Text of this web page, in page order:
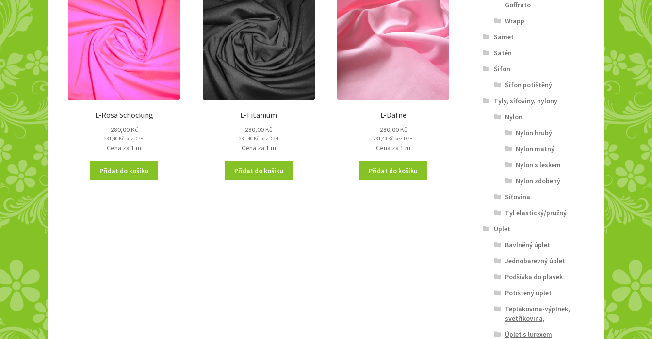
L-Rosa Schocking
280,00Kč
231,40 Kč bez DPH
Cena za 1 m
Přidat do košíku
L-Titanium
280,00Kč
231,40 Kčbez DPH
Cena za 1 m
Přidat do košíku
L-Dafne
280,00Kč
231,40 Kč bez DPH
Cena za 1 m
Přidat do košíku
Goffrato
Wrapp
Samet
Satén
Šifon
Šifon potištěný
Tyly, síťoviny, nylony
Nylon
Nylon hrubý
Nylon matný
Nylon s leskem
Nylon zdobený
Síťovina
Tyl elastický/pružný
Úplet
Bavlněný úplet
Jednobarevný úplet
Podšívka do plavek
Potištěný úplet
Teplákovina-výplněk,
svetříkovina,
Úplet s lurexem